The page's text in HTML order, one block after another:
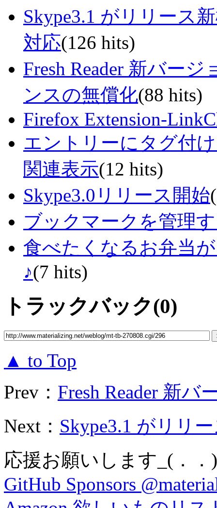
Skype3.1 がリリース
対応(126 hits)
Fresh Reader 新バー
ンスの無償化(88 hits)
Firefox Extension-
エントリーにタグ付
関連表示(12 hits)
Skype3.0リリース開始
ブックマークを管理
食べたくなるお弁当
♪(7 hits)
トラックバック(0)
▲ to Top
Prev： Fresh Reader 新バ
Next： Skype3.1 がリリ
応援お願いします_(．．
GitHub Sponsors